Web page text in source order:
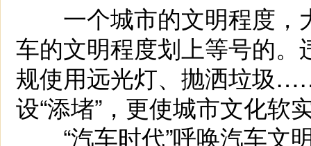
一个城市的文明程度，
车的文明程度划上等号的
规使用远光灯、抛洒垃圾
设“添堵”，更使城市文化软
“汽车时代”呼唤汽车文